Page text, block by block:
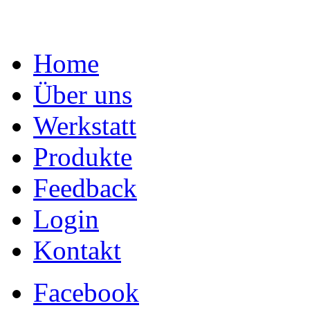
Home
Über uns
Werkstatt
Produkte
Feedback
Login
Kontakt
Facebook